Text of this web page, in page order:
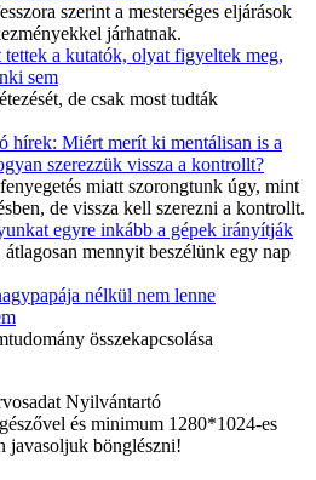
szerint a mesterséges eljárások
járhatnak.
a kutatók, olyat figyeltek meg,
sem
de csak most tudták
hírek: Miért merít ki mentálisan is a
szerezzük vissza a kontrollt?
miatt szorongtunk úgy, mint
de vissza kell szerezni a kontrollt.
egyre inkább a gépek irányítják
mennyit beszélünk egy nap
nélkül nem lenne
összekapcsolása
Nyilvántartó
és minimum 1280*1024-es
javasoljuk bönglészni!